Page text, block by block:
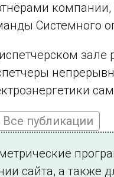
Системного
публикации
сайта, а